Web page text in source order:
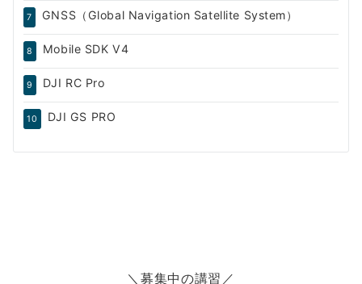
7 GNSS（Global Navigation Satellite System）
8 Mobile SDK V4
9 DJI RC Pro
10 DJI GS PRO
＼募集中の講習／